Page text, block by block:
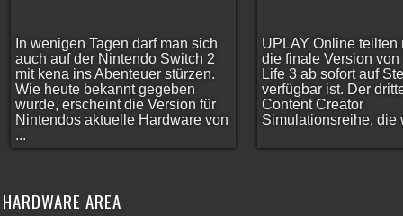
In wenigen Tagen darf man sich
auch auf der Nintendo Switch 2
mit kena ins Abenteuer stürzen.
Wie heute bekannt gegeben
wurde, erscheint die Version für
Nintendos aktuelle Hardware von
...
UPLAY Online teilten
die finale Version von
Life 3 ab sofort auf
verfügbar ist. Der
Content Creator
Simulationsreihe, die
HARDWARE AREA